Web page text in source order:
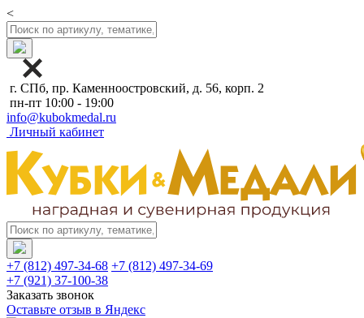
<
г. СПб, пр. Каменноостровский, д. 56, корп. 2
пн-пт 10:00 - 19:00
info@kubokmedal.ru
Личный кабинет
+7 (812) 497-34-68 +7 (812) 497-34-69
+7 (921) 37-100-38
Заказать звонок
Оставьте отзыв в Яндекс